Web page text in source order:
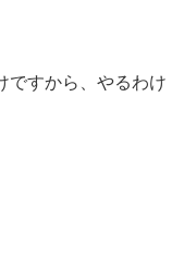
ですから、やるわけ